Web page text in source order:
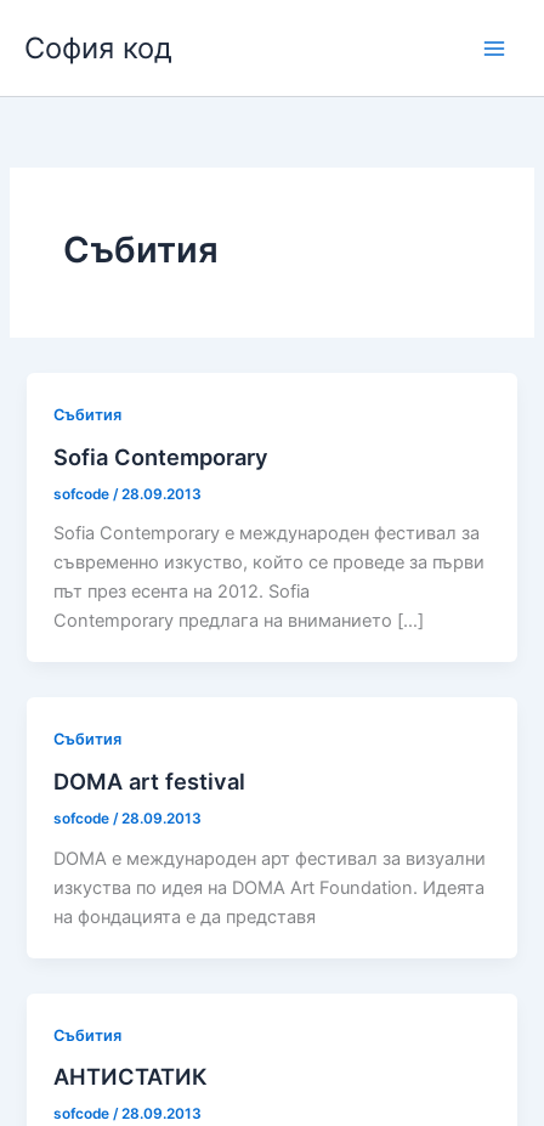
София код
Събития
Събития
Sofia Contemporary
sofcode /28.09.2013
Sofia Contemporary е международен фестивал за
съвременно изкуство, който се проведе за първи
път през есента на 2012. Sofia
Contemporary предлага на вниманието […]
Събития
DOMA art festival
sofcode/28.09.2013
DOMA е международен арт фестивал за визуални
изкуства по идея на DOMA Art Foundation. Идеята
на фондацията е да представя
Събития
АНТИСТАТИК
sofcode/28.09.2013